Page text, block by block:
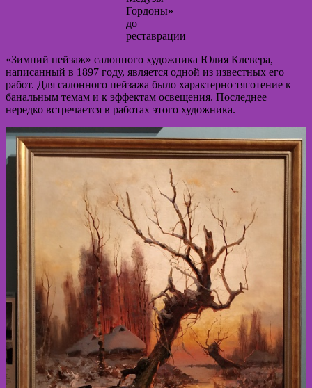
Гордоны»
до
реставрации
«Зимний пейзаж» салонного художника Юлия Клевера,
написанный в 1897 году, является одной из известных его
работ. Для салонного пейзажа было характерно тяготение к
банальным темам и к эффектам освещения. Последнее
нередко встречается в работах этого художника.